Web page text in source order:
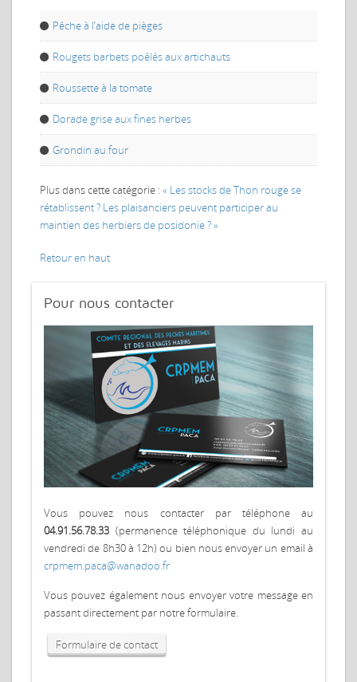
Pêche à l’aide de pièges
Rougets barbets poêlés aux artichauts
Roussette à la tomate
Dorade grise aux fines herbes
Grondin au four
Plus dans cette catégorie : « Les stocks de Thon rouge se
rétablissent ? Les plaisanciers peuvent participer au
maintien des herbiers de posidonie ? »
Retour en haut
Pour nous contacter
Vous pouvez nous contacter par téléphone au
04.91.56.78.33 (permanence téléphonique du lundi au
vendredi de 8h30 à 12h) ou bien nous envoyer un email à
crpmem.paca@wanadoo.fr
Vous pouvez également nous envoyer votre message en
passant directement par notre formulaire.
Formulaire de contact